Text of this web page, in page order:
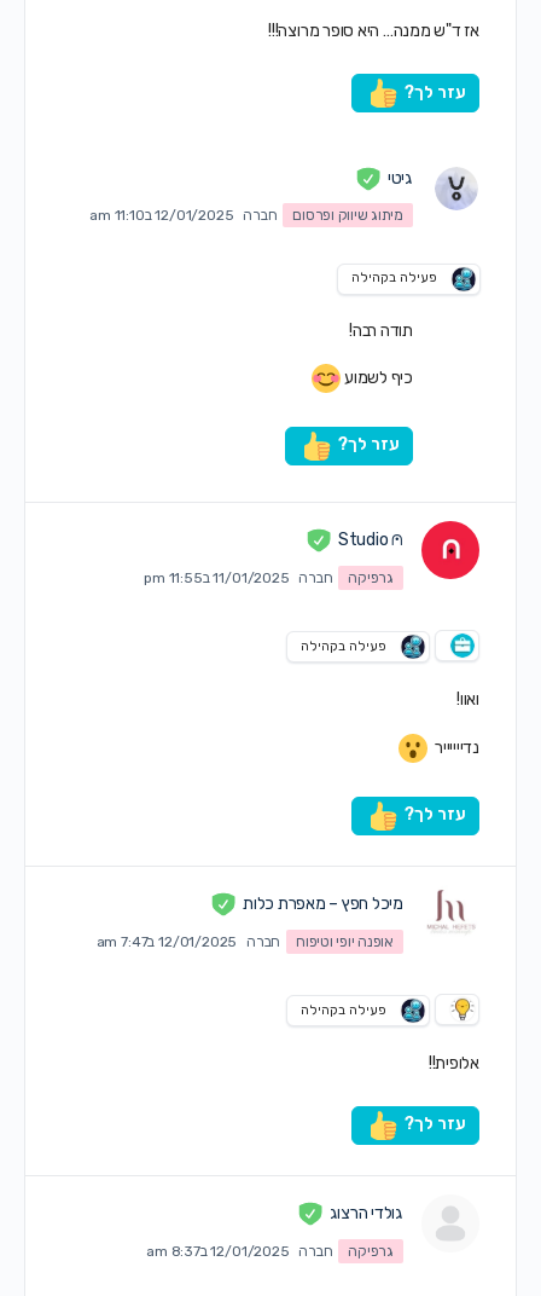
אז ד"ש ממנה… היא סופר מרוצה!!!
עזר לך?
גיטי
מיתוג שיווק ופרסום חברה 12/01/2025 ב11:10 am
פעילה בקהילה
תודה רבה!
כיף לשמוע
עזר לך?
⩀ Studio
גרפיקה חברה 11/01/2025 ב11:55 pm
פעילה בקהילה
ואוו!
נדייייייר
עזר לך?
מיכל חפץ – מאפרת כלות
אופנה יופי וטיפוח חברה 12/01/2025 ב7:47 am
פעילה בקהילה
אלופית!!
עזר לך?
גולדי הרצוג
גרפיקה חברה 12/01/2025 ב8:37 am